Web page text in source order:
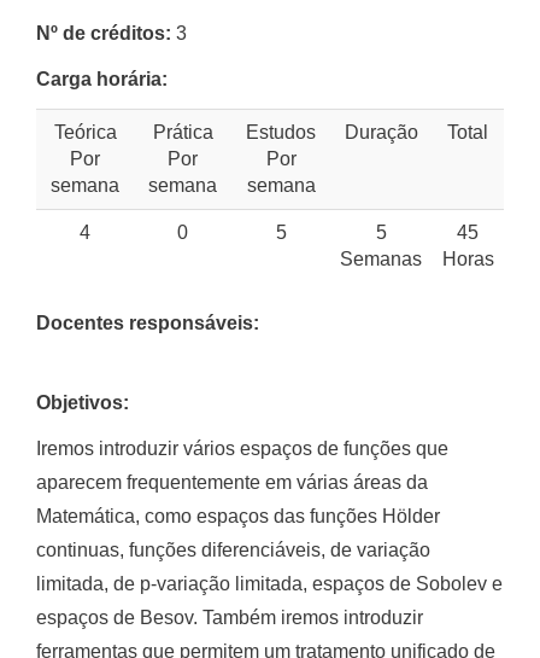
Nº de créditos: 3
Carga horária:
Teórica
Por
semana
Prática
Por
semana
Estudos
Por
semana
Duração Total
4 0 5
5
Semanas
45
Horas
Docentes responsáveis:
Objetivos:
Iremos introduzir vários espaços de funções que
aparecem frequentemente em várias áreas da
Matemática, como espaços das funções Hölder
continuas, funções diferenciáveis, de variação
limitada, de p-variação limitada, espaços de Sobolev e
espaços de Besov. Também iremos introduzir
ferramentas que permitem um tratamento unificado de